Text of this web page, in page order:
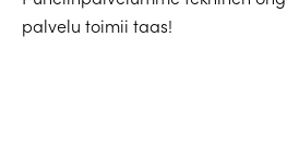
palvelu toimii taas!